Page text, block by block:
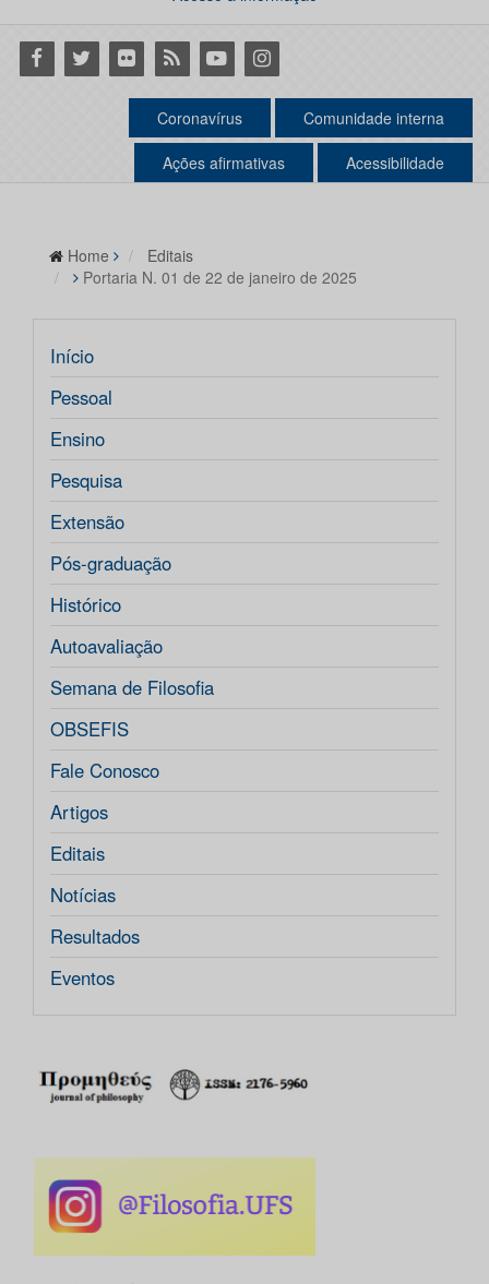
Facebook
Twitter Flickr RSS YoutubeInstagram
Coronavírus Comunidade interna
Ações afirmativas Acessibilidade
Home
Editais
Portaria N. 01 de 22 de janeiro de 2025
Início
Pessoal
Ensino
Pesquisa
Extensão
Pós-graduação
Histórico
Autoavaliação
Semana de Filosofia
OBSEFIS
Fale Conosco
Artigos
Editais
Notícias
Resultados
Eventos